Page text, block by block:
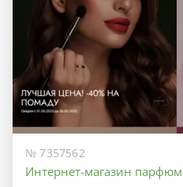
№ 7357562
Интернет-магазин